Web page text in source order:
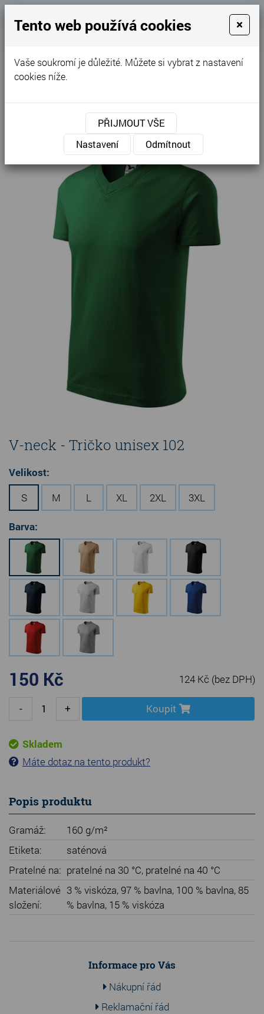
MENU
V-neck - Tričko unisex 102
V-neck - Tričko unisex 102
Velikost:
S
M L XL 2XL 3XL
Barva:
150 Kč 124 Kč (bez DPH)
- + Koupit
Skladem
Máte dotaz na tento produkt?
Popis produktu
Gramáž:
160 g/m²
Etiketa:
saténová
Pratelné na: pratelné na 30 °C, pratelné na 40 °C
Materiálové
složení:
3 % viskóza, 97 % bavlna, 100 % bavlna, 85
% bavlna, 15 % viskóza
Informace pro Vás
Nákupní řád
Reklamační řád
Tento web používá cookies ×
Vaše soukromí je důležité. Můžete si vybrat z nastavení
cookies níže.
PŘIJMOUT VŠE
Nastavení
Odmítnout